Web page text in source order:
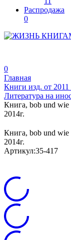
Распродажа
0
0
Главная
Книги изд. от 2011
Литература на
Книга, bob und wie
2014г.
Книга, bob und wie
2014г.
Артикул:35-417